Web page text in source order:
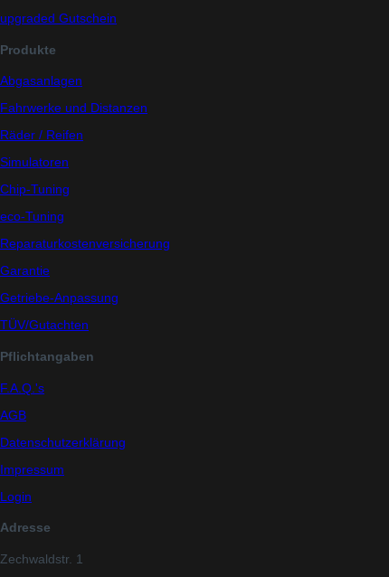
Telefon:+49 49 8382-3049490
upgraded Gutschein
Produkte
Abgasanlagen
Fahrwerke und Distanzen
Räder / Reifen
Simulatoren
Chip-Tuning
eco-Tuning
Reparaturkostenversicherung
Garantie
Getriebe-Anpassung
TÜV/Gutachten
Pflichtangaben
F.A.Q.'s
AGB
Datenschutzerklärung
Impressum
Login
Adresse
Zechwaldstr. 1